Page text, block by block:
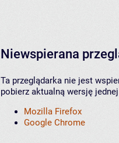
Niewspierana
Ta przeglądarka nie jest
pobierz aktualną wersję
Mozilla Firefox
Google Chrome